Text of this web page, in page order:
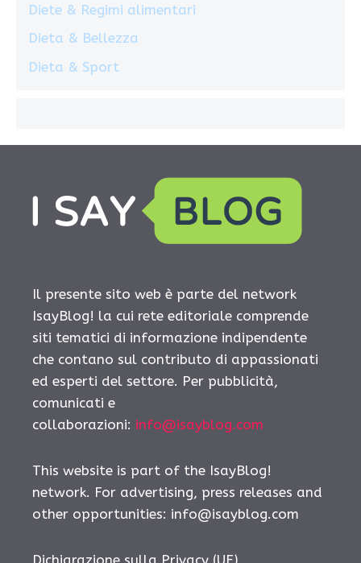
Diete & Regimi alimentari
Dieta & Bellezza
Dieta & Sport
Il presente sito web è parte del network
IsayBlog! la cui rete editoriale comprende
siti tematici di informazione indipendente
che contano sul contributo di appassionati
ed esperti del settore. Per pubblicità,
comunicati e
collaborazioni: info@isayblog.com
This website is part of the IsayBlog!
network. For advertising, press releases and
other opportunities: info@isayblog.com
Dichiarazione sulla Privacy (UE)